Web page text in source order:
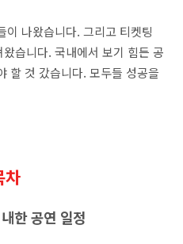
이 나왔습니다. 그리고 티켓팅
습니다. 국내에서 보기 힘든 공
할 것 갔습니다. 모두들 성공을
차
한 공연 일정